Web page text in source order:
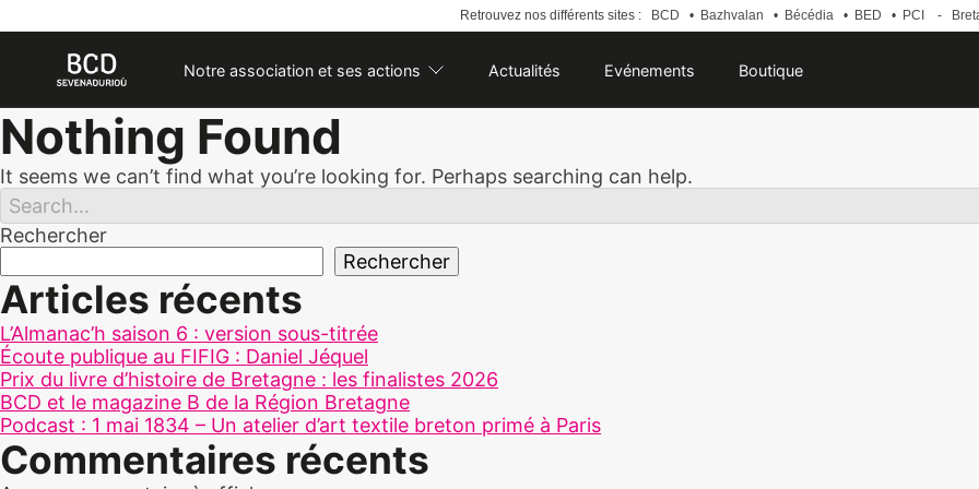
Retrouvez nos différents sites : BCD • Bazhvalan • Bécédia • BED • PCI -
Notre association et ses actions Actualités Evénements Boutique
Skip
to
content
Nothing Found
It seems we can’t find what you’re looking for. Perhaps searching can help.
Rechercher
Rechercher
Articles récents
L’Almanac’h saison 6 : version sous-titrée
Écoute publique au FIFIG : Daniel Jéquel
Prix du livre d’histoire de Bretagne : les finalistes 2026
BCD et le magazine B de la Région Bretagne
Podcast : 1 mai 1834 – Un atelier d’art textile breton primé à Paris
Commentaires récents